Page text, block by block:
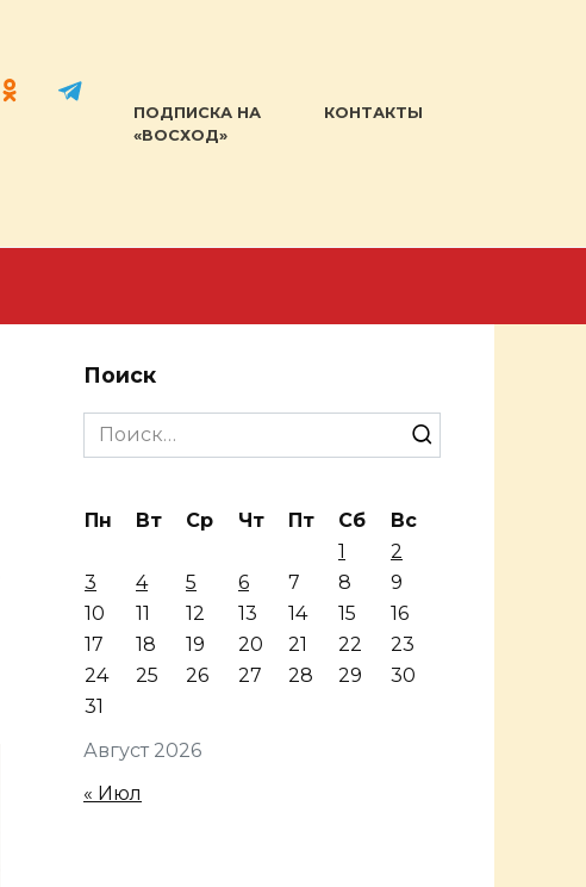
ПОДПИСКА НА
«ВОСХОД»
КОНТАКТЫ
Поиск
Search
for:
Август 2026
Пн Вт Ср Чт Пт Сб
Вс
1
2
3
4 5 6 7 8
9
10
11 12 13 14 15
16
17
18 19 20 21 22
23
24
25 26 27 28 29
30
31
« Июл